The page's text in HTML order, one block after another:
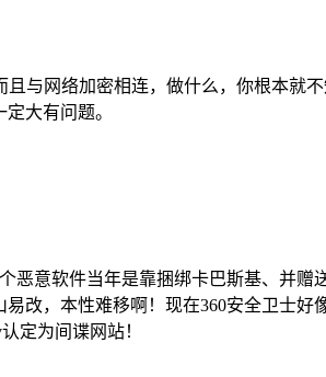
与网络加密相连，做什么，你根本就
大有问题。
意软件当年是靠捆绑卡巴斯基、并赠
改，本性难移啊！现在360安全卫士
定为间谍网站！